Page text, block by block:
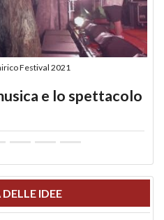
Festival 2021
e lo spettacolo
DELLE IDEE